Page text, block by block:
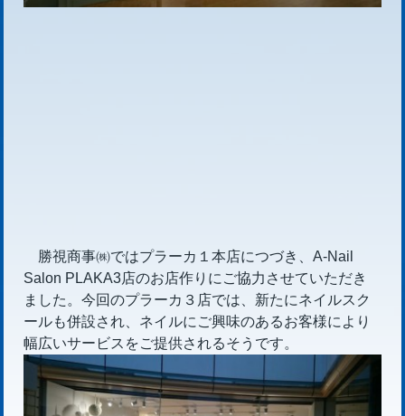
勝視商事㈱ではプラーカ１本店につづき、A-Nail
Salon PLAKA3店のお店作りにご協力させていただき
ました。今回のプラーカ３店では、新たにネイルスク
ールも併設され、ネイルにご興味のあるお客様により
幅広いサービスをご提供されるそうです。